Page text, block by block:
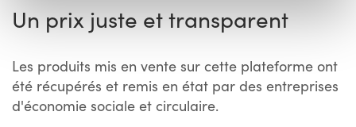
Un prix juste et transparent
Les produits mis en vente sur cette plateforme ont
été récupérés et remis en état par des entreprises
d'économie sociale et circulaire.